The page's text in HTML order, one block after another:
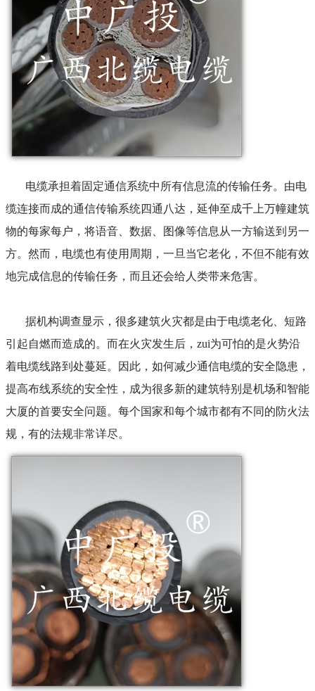
电缆承担着固定通信系统中所有信息流的传输任务。由电
缆连接而成的通信传输系统四通八达，延伸至成千上万幢建筑
物的每家每户，将语音、数据、图像等信息从一方输送到另一
方。然而，电缆也有使用周期，一旦当它老化，不但不能有效
地完成信息的传输任务，而且还会给人类带来危害。
据机构调查显示，很多建筑火灾都是由于电缆老化、短路
引起自燃而造成的。而在火灾发生后，zui为可怕的是火势沿
着电缆线路到处蔓延。因此，如何减少通信电缆的安全隐患，
提高布线系统的安全性，成为很多新的建筑特别是机场和智能
大厦的首要安全问题。每个国家和每个城市都有不同的防火法
规，有的法规非常详尽。